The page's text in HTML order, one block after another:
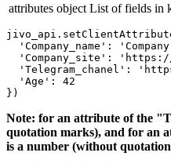
attributes object List of fields in
'Company_name':
'Company_site':
'Telegram_chanel':
  'Age': 42
Note: for an attribute of the
quotation marks), and for an
is a number (without